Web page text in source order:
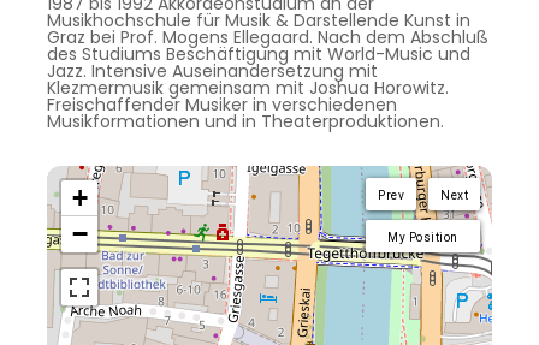
Musikhochschule für Musik & Darstellende Kunst in
Graz bei Prof. Mogens Ellegaard. Nach dem Abschluß
des Studiums Beschäftigung mit World-Music und
Jazz. Intensive Auseinandersetzung mit
Klezmermusik gemeinsam mit Joshua Horowitz.
Freischaffender Musiker in verschiedenen
Musikformationen und in Theaterproduktionen.
Next
Prev
My Position
+
−